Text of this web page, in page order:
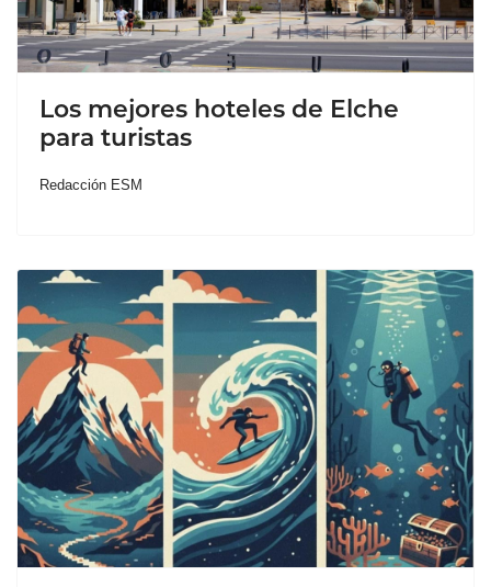
Los mejores hoteles de Elche
para turistas
Redacción ESM